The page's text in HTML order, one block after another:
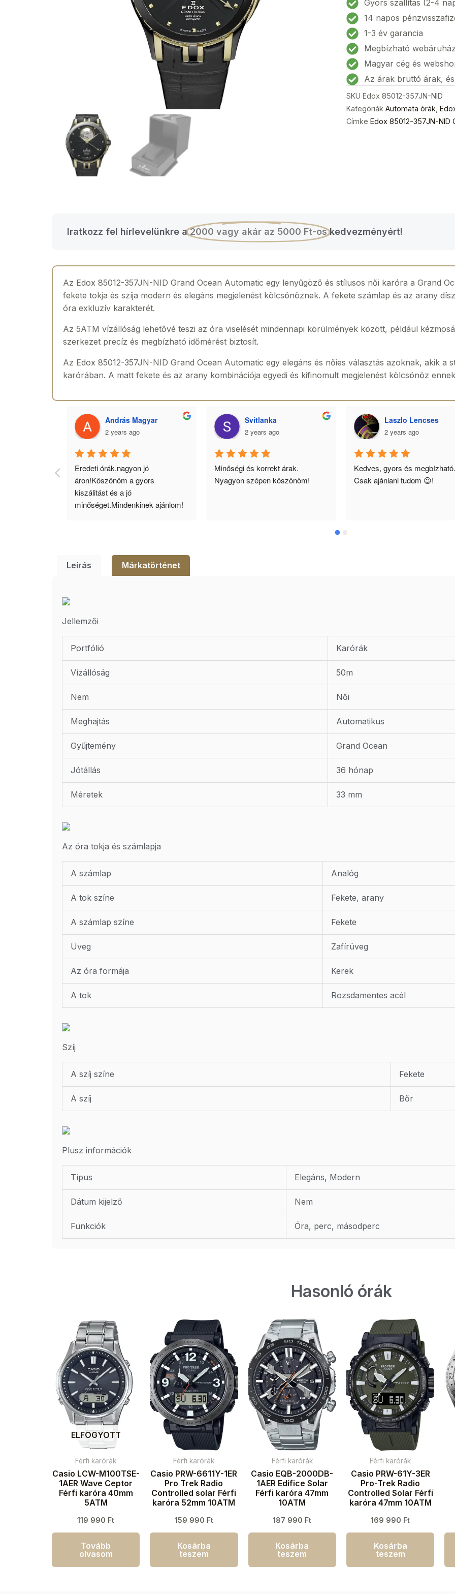
Grand
Ocean
Automatic
Női
karóra
33mm
5ATM
mennyiség
Gyors szállítás (2-4
14 napos
1-3 év garancia
Megbízható webáruház
Magyar cég és
Az árak bruttó árak,
SKU Edox 85012-357JN-NID
Kategóriák Automata órák
Címke Edox 85012-357JN-NID
Iratkozz fel hírlevelünkre a2000 vagy akár az 5000 Ft-os kedvezményért!
Az Edox 85012-357JN-NID Grand Ocean Automatic egy lenyűgöző és stílusos női karóra a Grand
fekete tokja és szíja modern és elegáns megjelenést kölcsönöznek. A fekete számlap és az arany
óra exkluzív karakterét.
Az 5ATM vízállóság lehetővé teszi az óra viselését mindennapi körülmények között, például
szerkezet precíz és megbízható időmérést biztosít.
Az Edox 85012-357JN-NID Grand Ocean Automatic egy elegáns és nőies választás azoknak, akik a
karórában. A matt fekete és az arany kombinációja egyedi és kifinomult megjelenést kölcsönöz
András Magyar
2 years ago
Eredeti órák,nagyon jó
áron!Köszönöm a gyors
kiszálitást és a jó
minőséget.Mindenkinek ajánlom!
Svitlanka
2 years ago
Minőségi és korrekt árak.
Nyagyon szépen köszönöm!
Laszlo Lencses
2 years ago
Kedves, gyors és megbízható.
Csak ajánlani tudom 😉!
Leírás Márkatörténet
Jellemzői
Portfólió Karórák
Vízállóság 50m
Nem Női
Meghajtás Automatikus
Gyűjtemény Grand Ocean
Jótállás 36 hónap
Méretek 33 mm
Az óra tokja és számlapja
A számlap Analóg
A tok színe Fekete, arany
A számlap színe Fekete
Üveg Zafírüveg
Az óra formája Kerek
A tok Rozsdamentes acél
Szíj
A szíj színe Fekete
A szíj Bőr
Plusz információk
Típus Elegáns, Modern
Dátum kijelző Nem
Funkciók Óra, perc, másodperc
Hasonló órák
ELFOGYOTT
Férfi karórák
Casio LCW-M100TSE-
1AER Wave Ceptor
Férfi karóra 40mm
5ATM
119 990 Ft
Tovább
olvasom
Férfi karórák
Casio PRW-6611Y-1ER
Pro Trek Radio
Controlled solar Férfi
karóra 52mm 10ATM
159 990 Ft
Kosárba
teszem
Férfi karórák
Casio EQB-2000DB-
1AER Edifice Solar
Férfi karóra 47mm
10ATM
187 990 Ft
Kosárba
teszem
Férfi karórák
Casio PRW-61Y-3ER
Pro-Trek Radio
Controlled Solar Férfi
karóra 47mm 10ATM
169 990 Ft
Kosárba
teszem